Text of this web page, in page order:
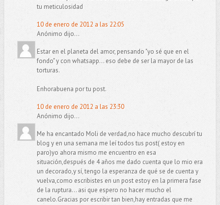
tu meticulosidad
10 de enero de 2012 a las 22:05
Anónimo dijo...
Estar en el planeta del amor, pensando "yo sé que en el
fondo" y con whatsapp... eso debe de ser la mayor de las
torturas.
Enhorabuena por tu post.
10 de enero de 2012 a las 23:30
Anónimo dijo...
Me ha encantado Moli de verdad,no hace mucho descubrí tu
blog y en una semana me leí todos tus post( estoy en
paro)yo ahora mismo me encuentro en esa
situación,después de 4 años me dado cuenta que lo mio era
un decorado,y sí, tengo la esperanza de qué se de cuenta y
vuelva,como escribistes en un post estoy en la primera fase
de la ruptura... asi que espero no hacer mucho el
canelo.Gracias por escribir tan bien,hay entradas que me